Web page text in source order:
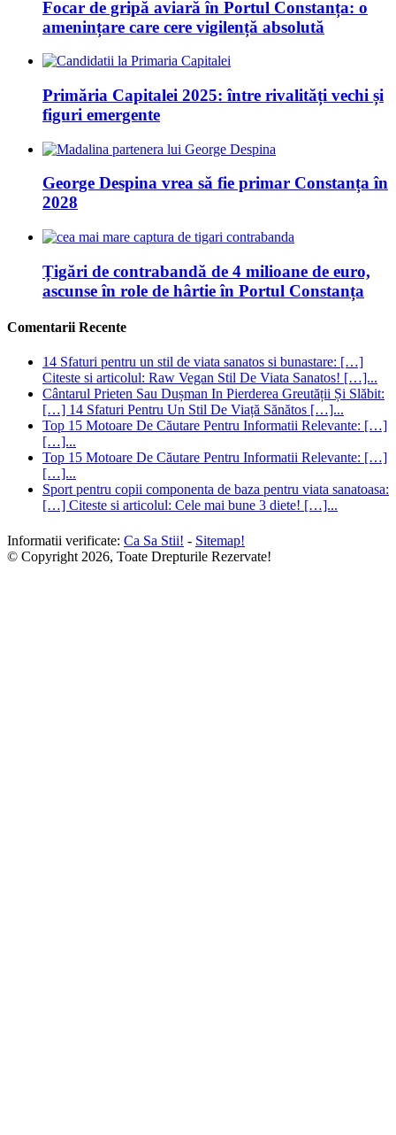
Focar de gripă aviară în Portul Constanța: o
amenințare care cere vigilență absolută
Primăria Capitalei 2025: între rivalități vechi și
figuri emergente
George Despina vrea să fie primar Constanța în
2028
Țigări de contrabandă de 4 milioane de euro,
ascunse în role de hârtie în Portul Constanța
Comentarii Recente
14 Sfaturi pentru un stil de viata sanatos si bunastare: […]
Citeste si articolul: Raw Vegan Stil De Viata Sanatos! […]...
Cântarul Prieten Sau Dușman In Pierderea Greutății Și Slăbit:
[…] 14 Sfaturi Pentru Un Stil De Viață Sănătos […]...
Top 15 Motoare De Căutare Pentru Informatii Relevante: […]
[…]...
Top 15 Motoare De Căutare Pentru Informatii Relevante: […]
[…]...
Sport pentru copii componenta de baza pentru viata sanatoasa:
[…] Citeste si articolul: Cele mai bune 3 diete! […]...
Informatii verificate: Ca Sa Stii! - Sitemap!
© Copyright 2026, Toate Drepturile Rezervate!